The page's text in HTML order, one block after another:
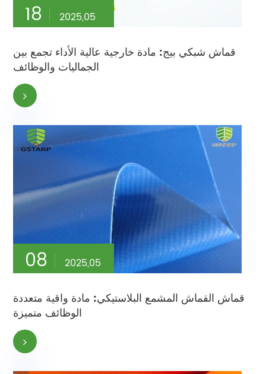
18 2025,05
قماش شبكي بيج: مادة خارجية عالية الأداء تجمع بين
الجماليات والوظائف
08 2025,05
قماش القماش المشمع البلاستيكي: مادة واقية متعددة
الوظائف متميزة